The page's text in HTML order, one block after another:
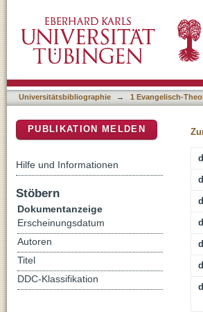
Vergessenen
Universitätsbibliographie → 1 Evangelisch-
PUBLIKATION MELDEN
Hilfe und Informationen
Stöbern
Dokumentanzeige
Erscheinungsdatum
Autoren
Titel
DDC-Klassifikation